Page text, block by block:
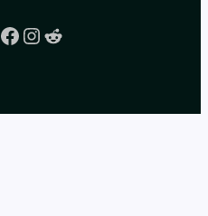
Facebook
Instagram
Reddit